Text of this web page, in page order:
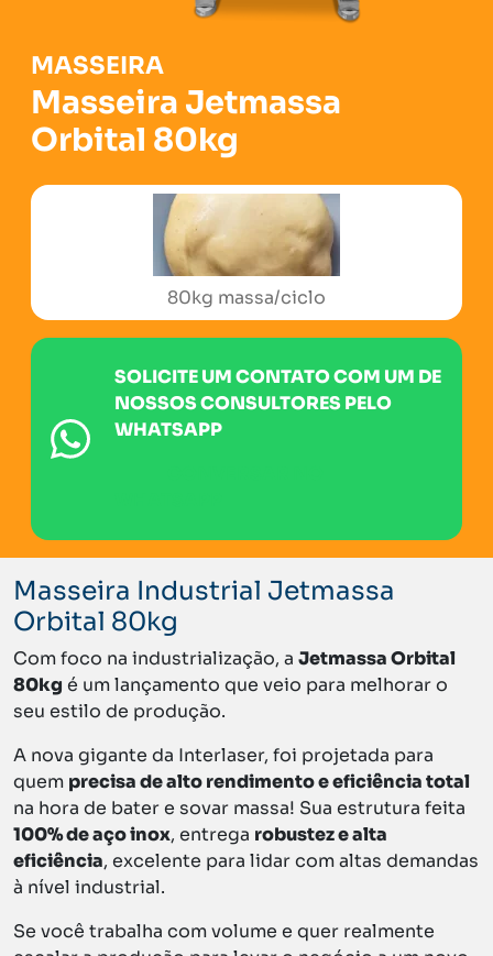
MASSEIRA
Masseira Jetmassa
Orbital 80kg
2 batedores orbitais em inox
SOLICITE UM CONTATO COM UM DE
NOSSOS CONSULTORES PELO
WHATSAPP
Masseira Industrial Jetmassa
Orbital 80kg
Com foco na industrialização, a Jetmassa Orbital
80kg é um lançamento que veio para melhorar o
seu estilo de produção.
A nova gigante da Interlaser, foi projetada para
quem precisa de alto rendimento e eficiência total
na hora de bater e sovar massa! Sua estrutura feita
100% de aço inox, entrega robustez e alta
eficiência, excelente para lidar com altas demandas
à nível industrial.
Se você trabalha com volume e quer realmente